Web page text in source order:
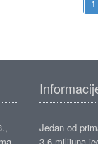
Jedan od